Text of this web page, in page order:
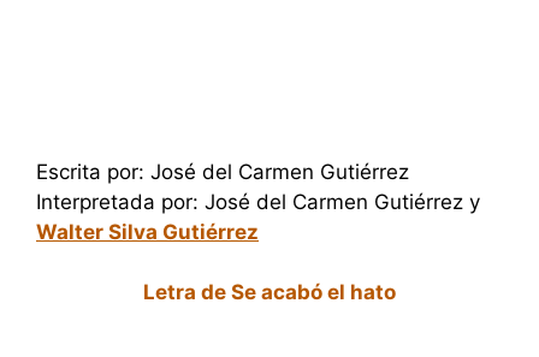
Escrita por: José del Carmen Gutiérrez
Interpretada por: José del Carmen Gutiérrez y
Walter Silva Gutiérrez
Letra de Se acabó el hato